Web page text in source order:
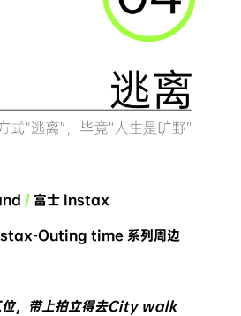
/ 富士 instax
Outing time 系列周边
位，带上拍立得去City walk